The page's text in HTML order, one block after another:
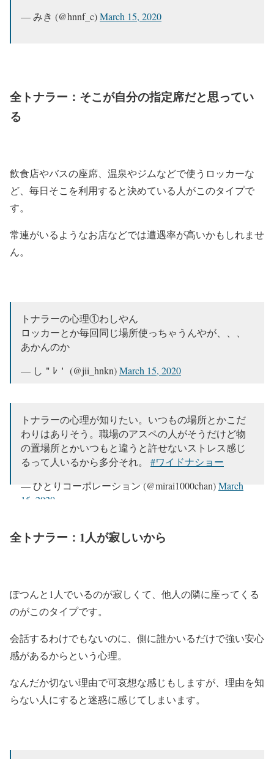
— みき (@hnnf_c)March 15, 2020
全トナラー：そこが自分の指定席だと思ってい
る
飲食店やバスの座席、温泉やジムなどで使うロッカーな
ど、毎日そこを利用すると決めている人がこのタイプで
す。
常連がいるようなお店などでは遭遇率が高いかもしれませ
ん。
トナラーの心理①わしやん
ロッカーとか毎回同じ場所使っちゃうんやが、、、
あかんのか
— し＂ﾚ＇ (@jii_hnkn)March 15, 2020
トナラーの心理が知りたい。いつもの場所とかこだ
わりはありそう。職場のアスペの人がそうだけど物
の置場所とかいつもと違うと許せないストレス感じ
るって人いるから多分それ。 #ワイドナショー
— ひとりコーポレーション (@mirai1000chan)March
15, 2020
全トナラー：1人が寂しいから
ぽつんと1人でいるのが寂しくて、他人の隣に座ってくる
のがこのタイプです。
会話するわけでもないのに、側に誰かいるだけで強い安心
感があるからという心理。
なんだか切ない理由で可哀想な感じもしますが、理由を知
らない人にすると迷惑に感じてしまいます。